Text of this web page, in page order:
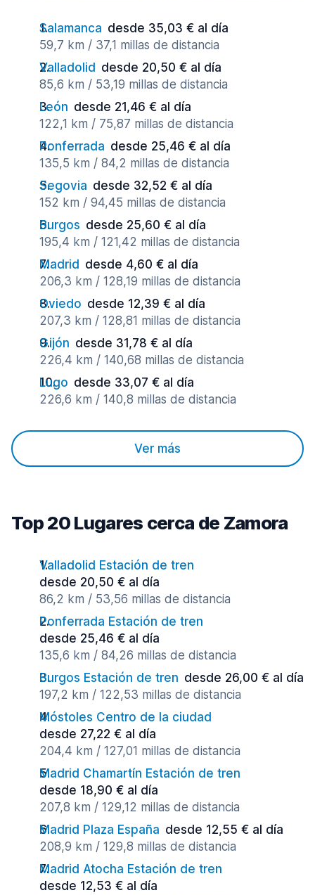
Salamanca desde 35,03 € al día
59,7 km / 37,1 millas de distancia
Valladolid desde 20,50 € al día
85,6 km / 53,19 millas de distancia
León desde 21,46 € al día
122,1 km / 75,87 millas de distancia
Ponferrada desde 25,46 € al día
135,5 km / 84,2 millas de distancia
Segovia desde 32,52 € al día
152 km / 94,45 millas de distancia
Burgos desde 25,60 € al día
195,4 km / 121,42 millas de distancia
Madrid desde 4,60 € al día
206,3 km / 128,19 millas de distancia
Oviedo desde 12,39 € al día
207,3 km / 128,81 millas de distancia
Gijón desde 31,78 € al día
226,4 km / 140,68 millas de distancia
Lugo desde 33,07 € al día
226,6 km / 140,8 millas de distancia
Ver más
Top 20 Lugares cerca de Zamora
Valladolid Estación de tren
desde 20,50 € al día
86,2 km / 53,56 millas de distancia
Ponferrada Estación de tren
desde 25,46 € al día
135,6 km / 84,26 millas de distancia
Burgos Estación de tren desde 26,00 € al día
197,2 km / 122,53 millas de distancia
Móstoles Centro de la ciudad
desde 27,22 € al día
204,4 km / 127,01 millas de distancia
Madrid Chamartín Estación de tren
desde 18,90 € al día
207,8 km / 129,12 millas de distancia
Madrid Plaza España desde 12,55 € al día
208,9 km / 129,8 millas de distancia
Madrid Atocha Estación de tren
desde 12,53 € al día